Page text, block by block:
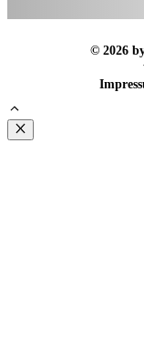
© 2026
Schließen